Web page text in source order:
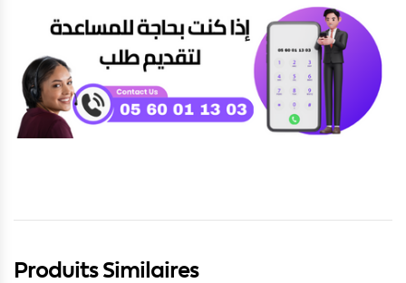
Produits Similaires